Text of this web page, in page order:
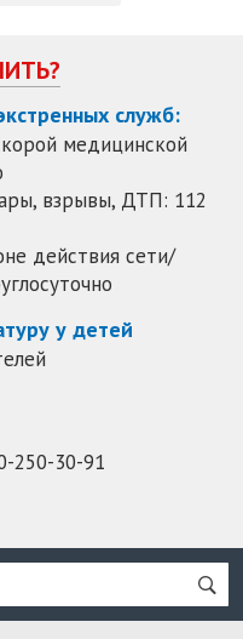
служб:
медицинской
взрывы, ДТП: 112
действия сети/
у детей
250-30-91